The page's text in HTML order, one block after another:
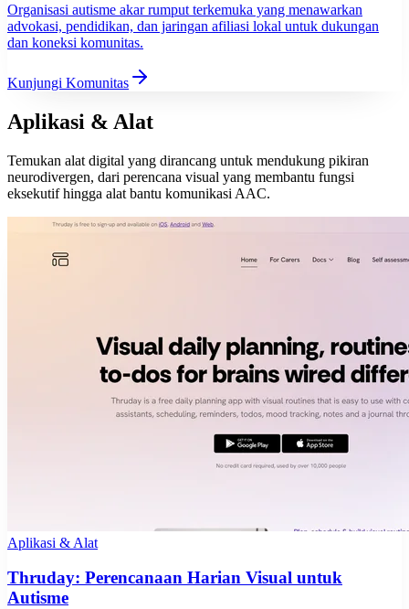
Organisasi autisme akar rumput terkemuka yang menawarkan
advokasi, pendidikan, dan jaringan afiliasi lokal untuk dukungan
dan koneksi komunitas.
Kunjungi Komunitas
Aplikasi & Alat
Temukan alat digital yang dirancang untuk mendukung pikiran
neurodivergen, dari perencana visual yang membantu fungsi
eksekutif hingga alat bantu komunikasi AAC.
Aplikasi & Alat
Thruday: Perencanaan Harian Visual untuk
Autisme